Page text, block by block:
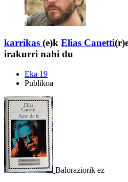
karrikas (e)k Elias Canetti
irakurri nahi du
Eka 19
Publikoa
Baloraziorik ez